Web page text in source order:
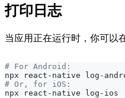
打印日志
当应用正在运行时，你可以
# For Android:
npx react-native log-
# Or, for iOS:
npx react-native log-ios